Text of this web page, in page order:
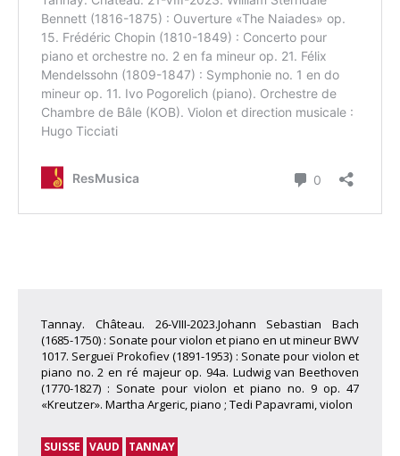
Tannay. Château. 26-VIII-2023.Johann Sebastian Bach
(1685-1750) : Sonate pour violon et piano en ut mineur BWV
1017. Sergueï Prokofiev (1891-1953) : Sonate pour violon et
piano no. 2 en ré majeur op. 94a. Ludwig van Beethoven
(1770-1827) : Sonate pour violon et piano no. 9 op. 47
«Kreutzer». Martha Argeric, piano ; Tedi Papavrami, violon
SUISSE VAUD TANNAY